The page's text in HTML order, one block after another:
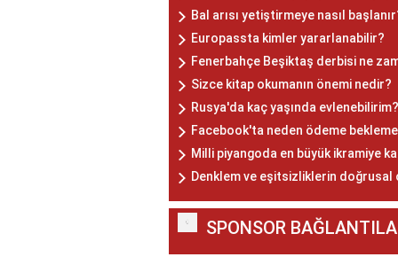
Bal arısı yetiştirmeye nasıl
Europassta kimler yararlanabilir?
Fenerbahçe Beşiktaş derbisi ne
Sizce kitap okumanın önemi nedir?
Rusya'da kaç yaşında evlenebilirim?
Facebook'ta neden ödeme
Milli piyangoda en büyük ikramiye
Denklem ve eşitsizliklerin doğrusal
SPONSOR